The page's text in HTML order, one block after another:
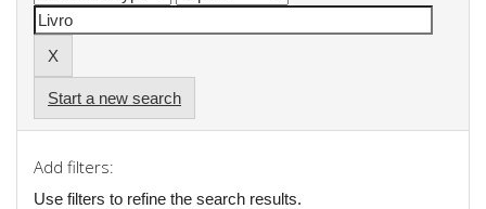
Start a new search
Add filters:
Use filters to refine the search results.